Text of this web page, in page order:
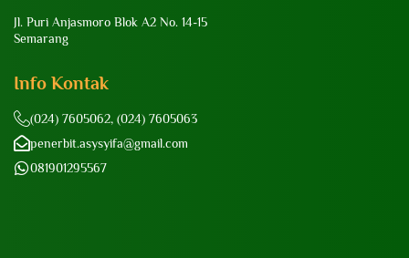
Jl. Puri Anjasmoro Blok A2 No. 14-15
Semarang
Info Kontak
(024) 7605062, (024) 7605063
penerbit.asysyifa@gmail.com
081901295567